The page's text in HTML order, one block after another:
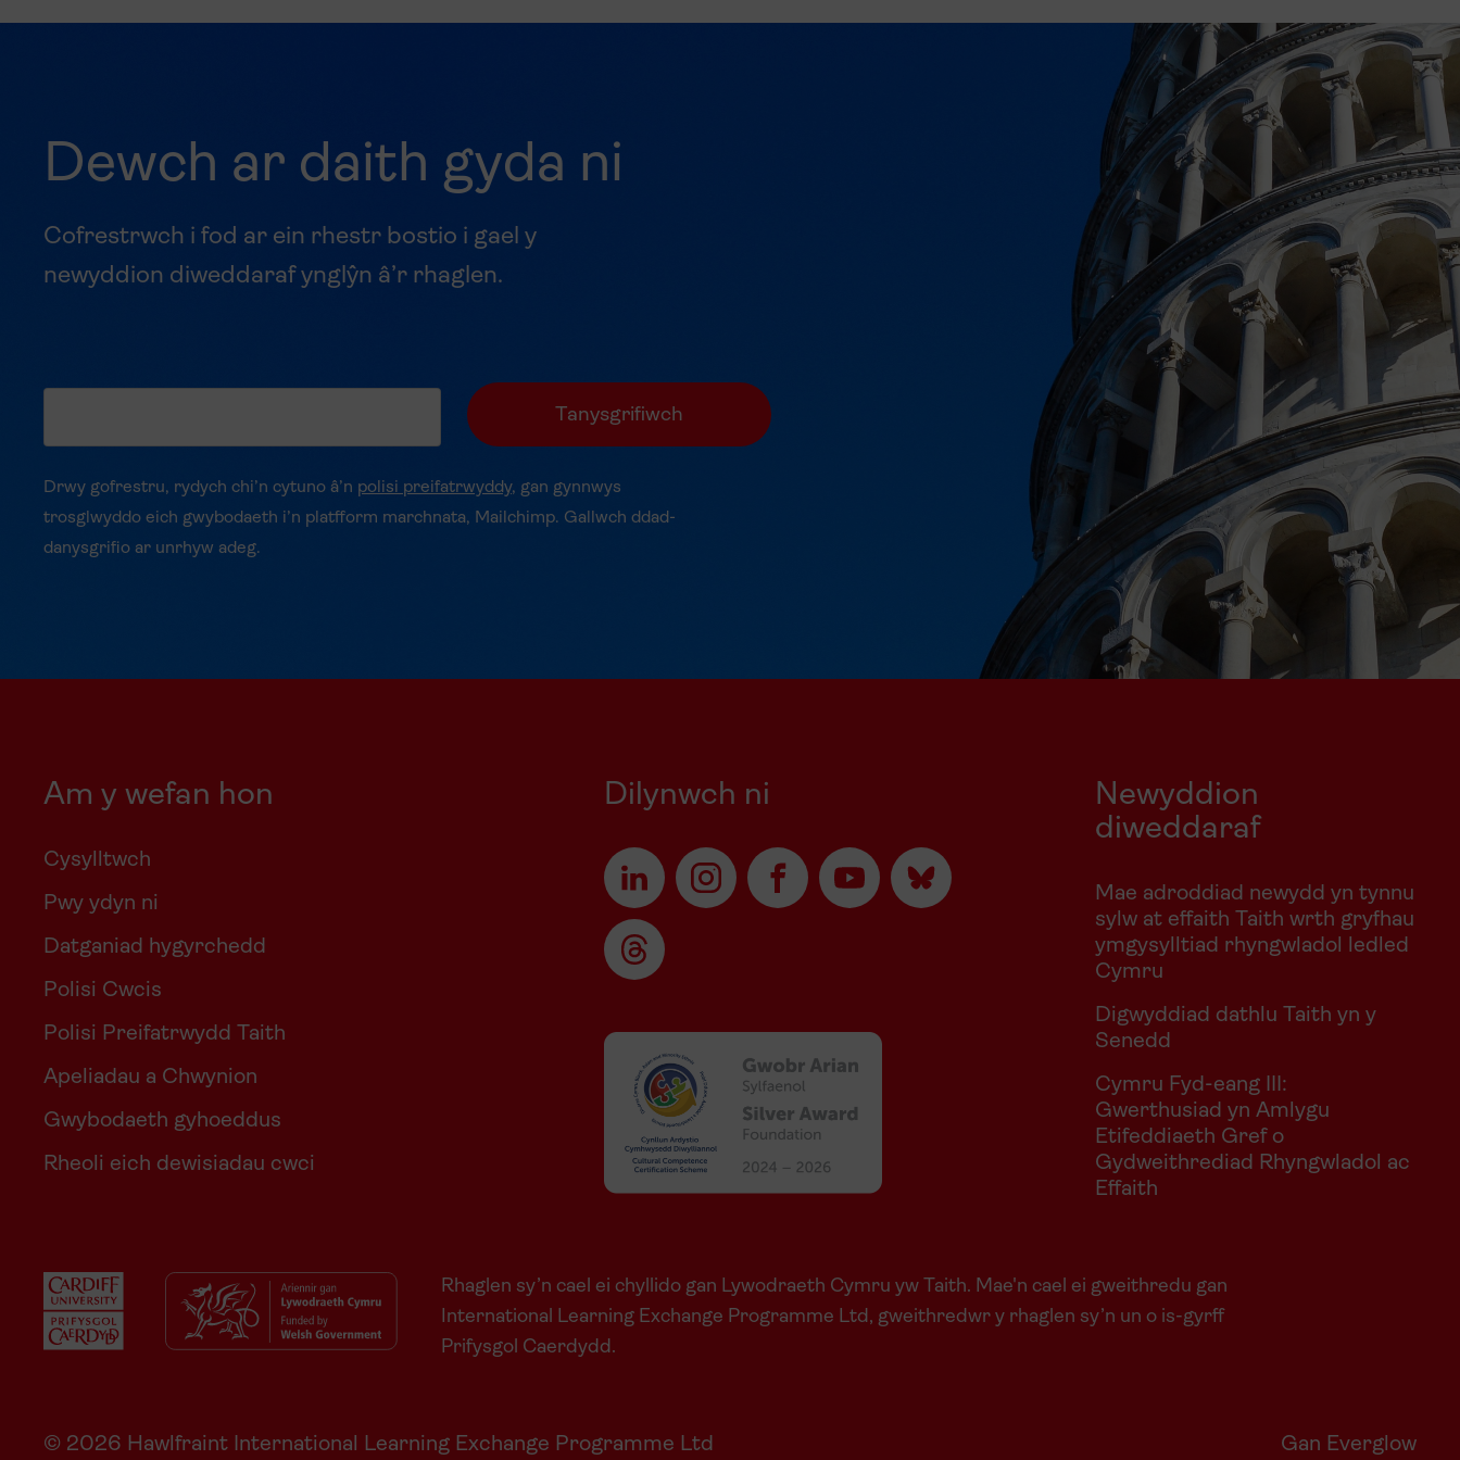
Dewch ar daith gyda ni
Cofrestrwch i fod ar ein rhestr bostio i gael y
newyddion diweddaraf ynglŷn â’r rhaglen.
Drwy gofrestru, rydych chi’n cytuno â’n polisi preifatrwyddy, gan gynnwys
trosglwyddo eich gwybodaeth i’n platfform marchnata, Mailchimp. Gallwch ddad-
danysgrifio ar unrhyw adeg.
Am y wefan hon
Cysylltwch
Pwy ydyn ni
Datganiad hygyrchedd
Polisi Cwcis
Polisi Preifatrwydd Taith
Apeliadau a Chwynion
Gwybodaeth gyhoeddus
Rheoli eich dewisiadau cwci
Dilynwch ni
Newyddion
diweddaraf
Mae adroddiad newydd yn tynnu
sylw at effaith Taith wrth gryfhau
ymgysylltiad rhyngwladol ledled
Cymru
Digwyddiad dathlu Taith yn y
Senedd
Cymru Fyd-eang III:
Gwerthusiad yn Amlygu
Etifeddiaeth Gref o
Gydweithrediad Rhyngwladol ac
Effaith
Rhaglen sy’n cael ei chyllido gan Lywodraeth Cymru yw Taith. Mae'n cael ei gweithredu gan
International Learning Exchange Programme Ltd, gweithredwr y rhaglen sy’n un o is-gyrff
Prifysgol Caerdydd.
© 2026 Hawlfraint International Learning Exchange Programme Ltd Gan Everglow